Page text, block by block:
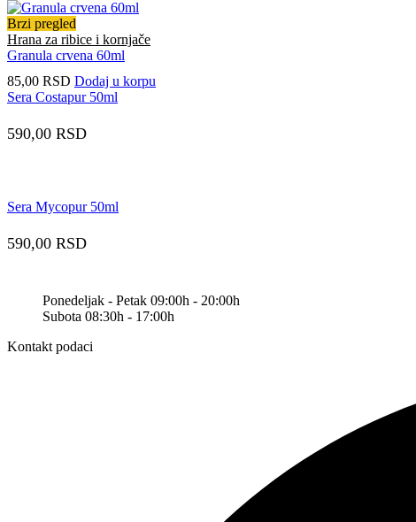
Brzi pregled
Hrana za ribice i kornjače
Granula crvena 60ml
85,00 RSD Dodaj u korpu
Sera Costapur 50ml
590,00 RSD
Sera Mycopur 50ml
590,00 RSD
Ponedeljak - Petak 09:00h - 20:00h
Subota 08:30h - 17:00h
Kontakt podaci